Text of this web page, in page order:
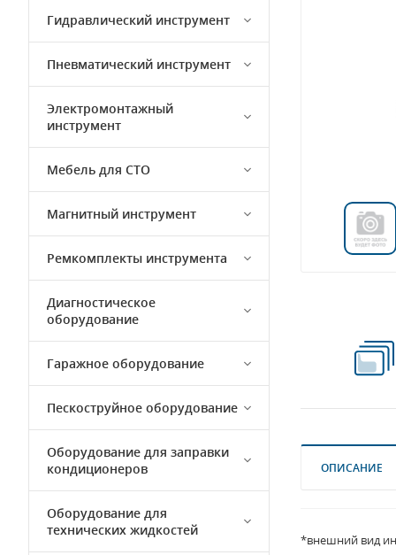
Гидравлический инструмент
Пневматический инструмент
Электромонтажный
инструмент
Мебель для СТО
Магнитный инструмент
Ремкомплекты инструмента
Диагностическое
оборудование
Гаражное оборудование
Пескоструйное оборудование
Оборудование для заправки
кондиционеров
Оборудование для
технических жидкостей
ОПИСАНИЕ
*внешний вид